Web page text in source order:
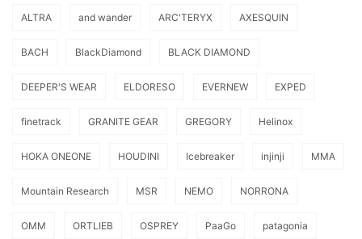
ALTRA and wander ARC'TERYX AXESQUIN
BACH BlackDiamond BLACK DIAMOND
DEEPER'S WEAR ELDORESO EVERNEW EXPED
finetrack GRANITE GEAR GREGORY Helinox
HOKA ONEONE HOUDINI Icebreaker injinji MMA
Mountain Research MSR NEMO NORRONA
OMM ORTLIEB OSPREY PaaGo patagonia